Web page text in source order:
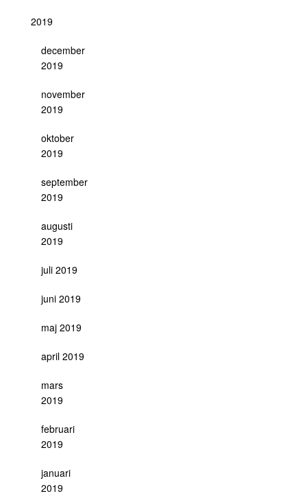
2019
december
2019
november
2019
oktober
2019
september
2019
augusti
2019
juli 2019
juni 2019
maj 2019
april 2019
mars
2019
februari
2019
januari
2019